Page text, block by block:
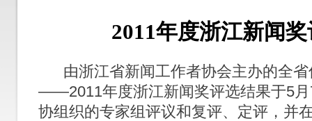
2011年度浙江新闻
由浙江省新闻工作者协会主办的全省
——2011年度浙江新闻奖评选结果于5月
协组织的专家组评议和复评、定评，并